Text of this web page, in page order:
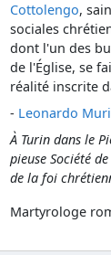
Cottolengo,
sociales
dont l'un des
de l'Église, se
réalité inscrite
- Leonardo
À Turin dans le
pieuse Société
de la foi
Martyrologe